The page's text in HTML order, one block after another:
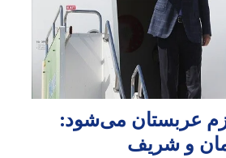
عربستان می‌شود:
و شریف